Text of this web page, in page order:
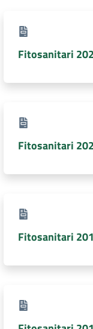
TERRITORIO
DATI
AMBIENTALI
Seguici
su
Fitosanitari
Fitosanitari
Fitosanitari